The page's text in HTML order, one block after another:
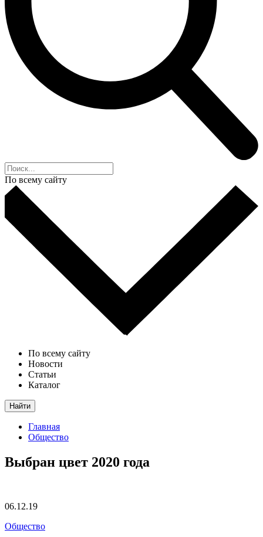
По всему сайту
По всему сайту
Новости
Статьи
Каталог
Найти
Главная
Общество
Выбран цвет 2020 года
06.12.19
Общество